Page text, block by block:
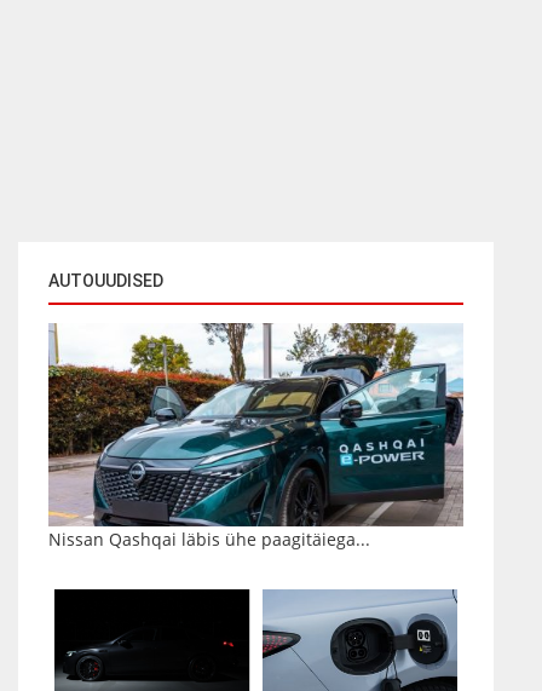
AUTOUUDISED
Nissan Qashqai läbis ühe paagitäiega...